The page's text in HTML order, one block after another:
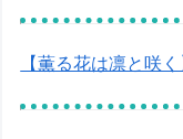
【薫る花は凛と咲